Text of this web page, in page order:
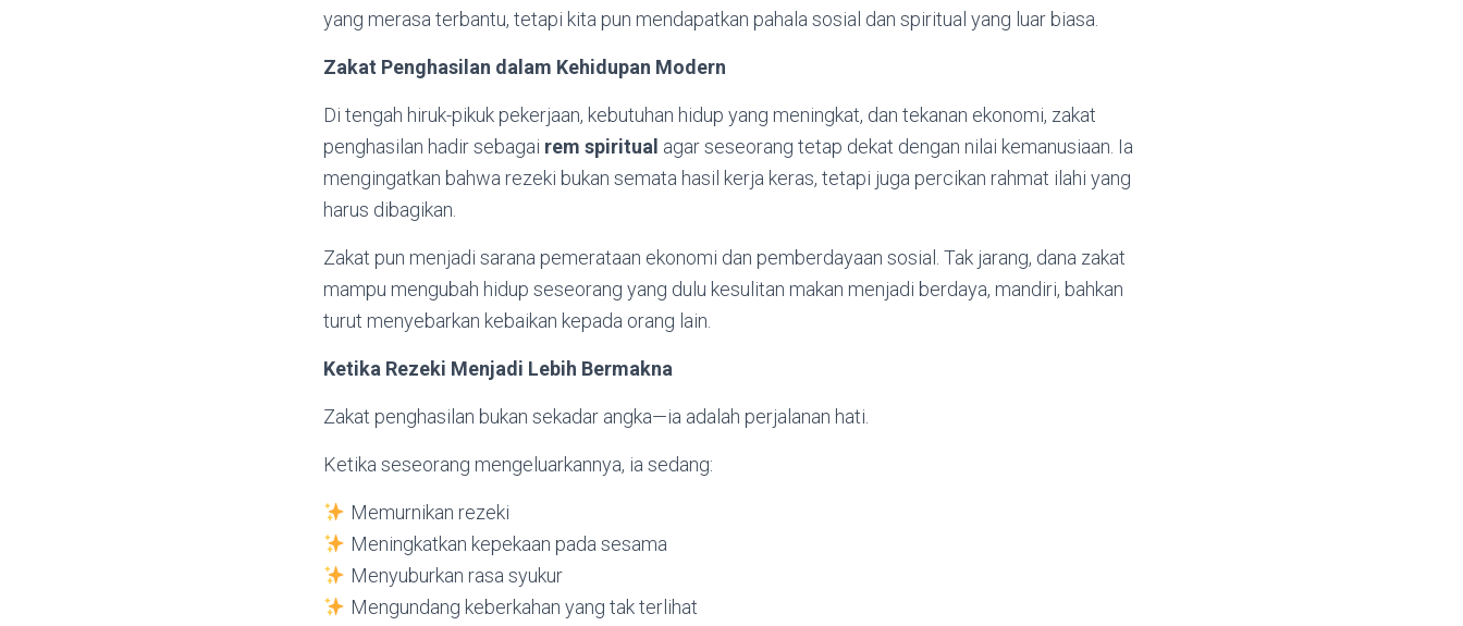
yang merasa terbantu, tetapi kita pun mendapatkan pahala sosial dan spiritual yang luar biasa.
Zakat Penghasilan dalam Kehidupan Modern
Di tengah hiruk-pikuk pekerjaan, kebutuhan hidup yang meningkat, dan tekanan ekonomi, zakat
penghasilan hadir sebagai rem spiritual agar seseorang tetap dekat dengan nilai kemanusiaan. Ia
mengingatkan bahwa rezeki bukan semata hasil kerja keras, tetapi juga percikan rahmat ilahi yang
harus dibagikan.
Zakat pun menjadi sarana pemerataan ekonomi dan pemberdayaan sosial. Tak jarang, dana zakat
mampu mengubah hidup seseorang yang dulu kesulitan makan menjadi berdaya, mandiri, bahkan
turut menyebarkan kebaikan kepada orang lain.
Ketika Rezeki Menjadi Lebih Bermakna
Zakat penghasilan bukan sekadar angka—ia adalah perjalanan hati.
Ketika seseorang mengeluarkannya, ia sedang:
Memurnikan rezeki
Meningkatkan kepekaan pada sesama
Menyuburkan rasa syukur
Mengundang keberkahan yang tak terlihat